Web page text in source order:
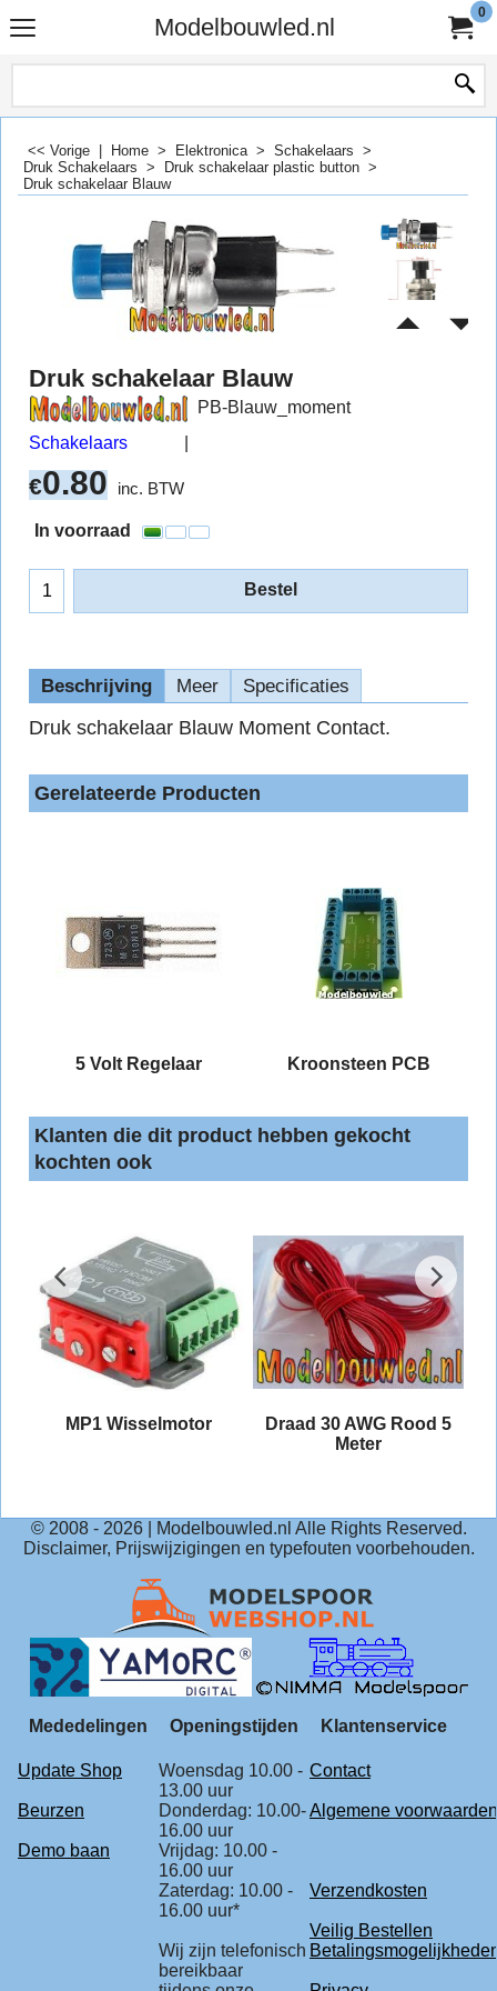
Modelbouwled.nl
0
<< Vorige Home > Elektronica> Schakelaars >
Druk Schakelaars > Druk schakelaar plastic button >
Druk schakelaar Blauw
Druk schakelaar Blauw
Schakelaars
PB-Blauw_moment
€0.80 inc. BTW
In voorraad
Bestel
Beschrijving Meer Specificaties
Druk schakelaar Blauw Moment Contact.
Gerelateerde Producten
5 Volt Regelaar Kroonsteen PCB
Klanten die dit product hebben gekocht
kochten ook
MP1 Wisselmotor
Draad 30 AWG Rood 5
Meter
© 2008 - 2026| Modelbouwled.nl Alle Rights Reserved.
Disclaimer, Prijswijzigingen en typefouten voorbehouden.
Mededelingen Openingstijden Klantenservice
Update Shop
Woensdag 10.00 -
13.00 uur
Contact
Beurzen
Donderdag: 10.00-
16.00 uur
Algemene voorwaarden
Demo baan
Vrijdag: 10.00 -
16.00 uur
Zaterdag: 10.00 -
16.00 uur*
Verzendkosten
Veilig Bestellen
Wij zijn telefonisch
bereikbaar